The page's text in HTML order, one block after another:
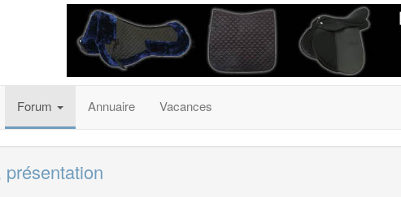
Forum Annuaire Vacances